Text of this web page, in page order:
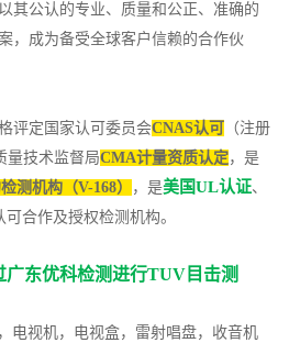
其公认的专业、质量和公正、准确的
，成为备受全球客户信赖的合作伙
评定国家认可委员会CNAS认可
（注册
量技术监督局CMA计量资质认定，是
测机构（V-168） ，是美国UL认证、
可合作及授权检测机构。
广东优科检测进行TUV目击测
电视机，电视盒，雷射唱盘，收音机